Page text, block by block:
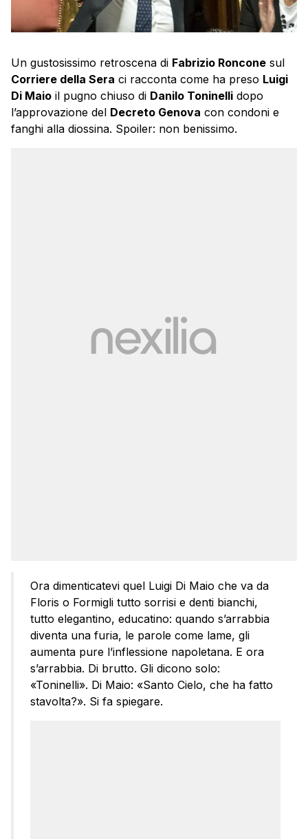
Un gustosissimo retroscena di Fabrizio Roncone sul
Corriere della Sera ci racconta come ha preso Luigi
Di Maio il pugno chiuso di Danilo Toninelli dopo
l’approvazione del Decreto Genova con condoni e
fanghi alla diossina. Spoiler: non benissimo.
Ora dimenticatevi quel Luigi Di Maio che va da
Floris o Formigli tutto sorrisi e denti bianchi,
tutto elegantino, educatino: quando s’arrabbia
diventa una furia, le parole come lame, gli
aumenta pure l’inflessione napoletana. E ora
s’arrabbia. Di brutto. Gli dicono solo:
«Toninelli». Di Maio: «Santo Cielo, che ha fatto
stavolta?». Si fa spiegare.